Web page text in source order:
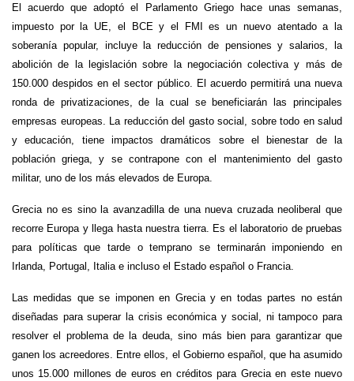
El acuerdo que adoptó el Parlamento Griego hace unas semanas,
impuesto por la UE, el BCE y el FMI es un nuevo atentado a la
soberanía popular, incluye la reducción de pensiones y salarios, la
abolición de la legislación sobre la negociación colectiva y más de
150.000 despidos en el sector público. El acuerdo permitirá una nueva
ronda de privatizaciones, de la cual se beneficiarán las principales
empresas europeas. La reducción del gasto social, sobre todo en salud
y educación, tiene impactos dramáticos sobre el bienestar de la
población griega, y se contrapone con el mantenimiento del gasto
militar, uno de los más elevados de Europa.
Grecia no es sino la avanzadilla de una nueva cruzada neoliberal que
recorre Europa y llega hasta nuestra tierra. Es el laboratorio de pruebas
para políticas que tarde o temprano se terminarán imponiendo en
Irlanda, Portugal, Italia e incluso el Estado español o Francia.
Las medidas que se imponen en Grecia y en todas partes no están
diseñadas para superar la crisis económica y social, ni tampoco para
resolver el problema de la deuda, sino más bien para garantizar que
ganen los acreedores. Entre ellos, el Gobierno español, que ha asumido
unos 15.000 millones de euros en créditos para Grecia en este nuevo